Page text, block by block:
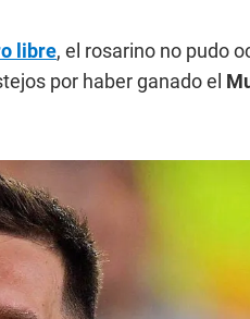
libre, el rosarino no pudo
por haber ganado el